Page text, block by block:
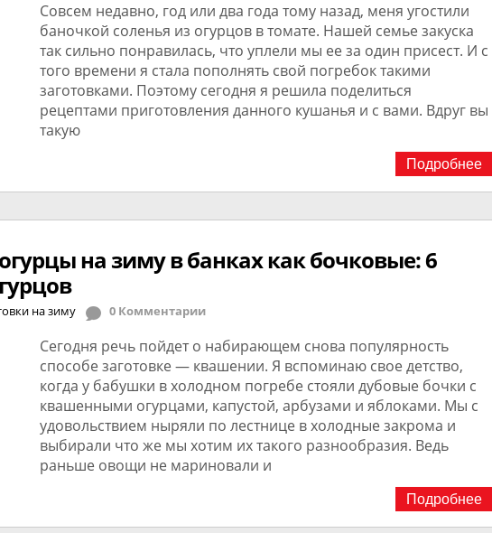
Совсем недавно, год или два года тому назад, меня угостили
баночкой соленья из огурцов в томате. Нашей семье закуска
так сильно понравилась, что уплели мы ее за один присест. И с
того времени я стала пополнять свой погребок такими
заготовками. Поэтому сегодня я решила поделиться
рецептами приготовления данного кушанья и с вами. Вдруг вы
такую
Подробнее
на зиму в банках как бочковые: 6
на зиму 0 Комментарии
Сегодня речь пойдет о набирающем снова популярность
способе заготовке — квашении. Я вспоминаю свое детство,
когда у бабушки в холодном погребе стояли дубовые бочки с
квашенными огурцами, капустой, арбузами и яблоками. Мы с
удовольствием ныряли по лестнице в холодные закрома и
выбирали что же мы хотим их такого разнообразия. Ведь
раньше овощи не мариновали и
Подробнее